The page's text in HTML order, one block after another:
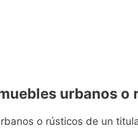
urbanos o
o rústicos de un